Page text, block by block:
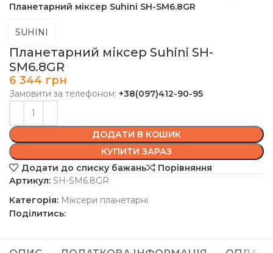
Планетарний міксер Suhini SH-SM6.8GR
Планетарний міксер Suhini SH-
SM6.8GR
SUHINI
6 344 грн
Замовити за телефоном: +38(097)412-90-95
ДОДАТИ В КОШИК
КУПИТИ ЗАРАЗ
Додати до списку бажань
Порівняння
Артикул: SH-SM6.8GR
Категорія: Міксери планетарні
Поділитись: